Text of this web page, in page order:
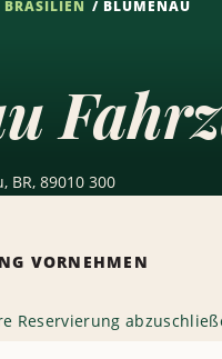
BRASILIEN BLUMENAU
BR, 89010 300
VORNEHMEN
Reservierung